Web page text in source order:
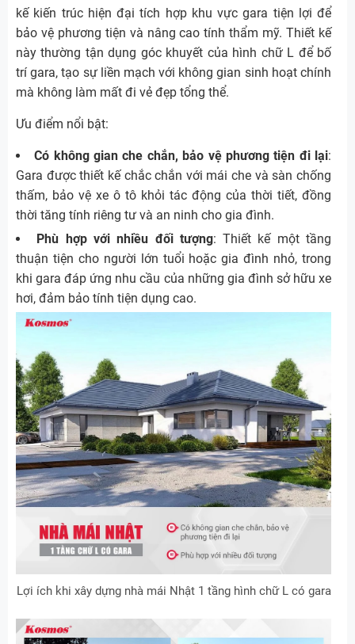
kế kiến trúc hiện đại tích hợp khu vực gara tiện lợi để
bảo vệ phương tiện và nâng cao tính thẩm mỹ. Thiết kế
này thường tận dụng góc khuyết của hình chữ L để bố
trí gara, tạo sự liền mạch với không gian sinh hoạt chính
mà không làm mất đi vẻ đẹp tổng thể.
Ưu điểm nổi bật:
Có không gian che chắn, bảo vệ phương tiện đi lại:
Gara được thiết kế chắc chắn với mái che và sàn chống
thấm, bảo vệ xe ô tô khỏi tác động của thời tiết, đồng
thời tăng tính riêng tư và an ninh cho gia đình.
Phù hợp với nhiều đối tượng: Thiết kế một tầng
thuận tiện cho người lớn tuổi hoặc gia đình nhỏ, trong
khi gara đáp ứng nhu cầu của những gia đình sở hữu xe
hơi, đảm bảo tính tiện dụng cao.
Lợi ích khi xây dựng nhà mái Nhật 1 tầng hình chữ L có gara